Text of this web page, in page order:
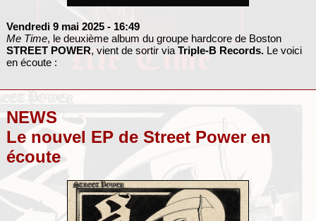
Vendredi 9 mai 2025 - 16:49
Me Time, le deuxième album du groupe hardcore de Boston
STREET POWER, vient de sortir via Triple-B Records.Le voici
en écoute :
NEWS
Le nouvel EP de Street Power en
écoute